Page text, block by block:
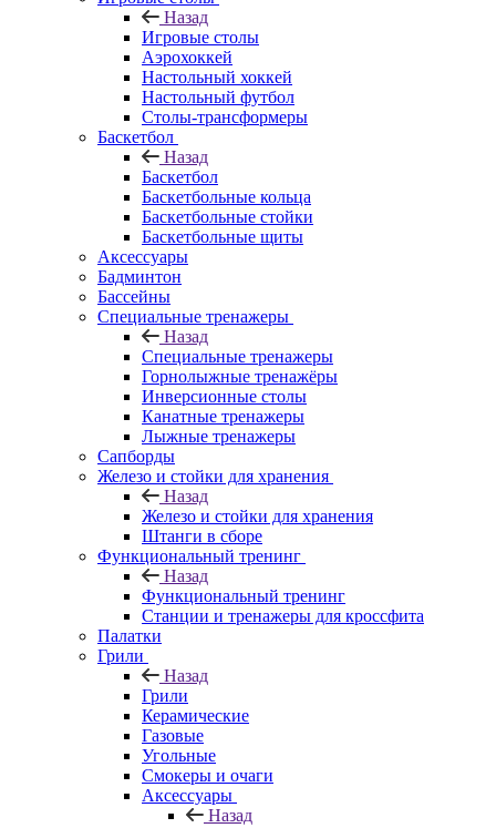
Назад
Игровые столы
Аэрохоккей
Настольный хоккей
Настольный футбол
Столы-трансформеры
Баскетбол
Назад
Баскетбол
Баскетбольные кольца
Баскетбольные стойки
Баскетбольные щиты
Аксессуары
Бадминтон
Бассейны
Специальные тренажеры
Назад
Специальные тренажеры
Горнолыжные тренажёры
Инверсионные столы
Канатные тренажеры
Лыжные тренажеры
Сапборды
Железо и стойки для хранения
Назад
Железо и стойки для хранения
Штанги в сборе
Функциональный тренинг
Назад
Функциональный тренинг
Станции и тренажеры для кроссфита
Палатки
Грили
Назад
Грили
Керамические
Газовые
Угольные
Смокеры и очаги
Аксессуары
Назад